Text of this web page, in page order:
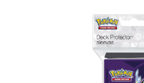
Bildergalerie überspringen